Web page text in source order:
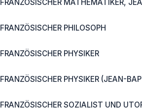
FRANZÖSISCHER MATHEMATIKER,
FRANZÖSISCHER PHILOSOPH
FRANZÖSISCHER PHYSIKER
FRANZÖSISCHER PHYSIKER (JEAN-
FRANZÖSISCHER SOZIALIST UND